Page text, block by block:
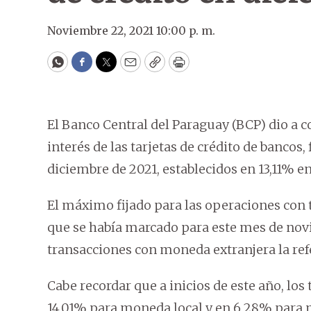
Noviembre 22, 2021 10:00 p. m.
WhatsApp
Facebook
Twitter
EmailCopyPrint
El Banco Central del Paraguay (BCP) dio a
interés de las tarjetas de crédito de
diciembre de 2021, establecidos en 13,11%
El máximo fijado para las operaciones
que se había marcado para este mes de
transacciones con moneda extranjera la
Cabe recordar que a inicios de este año,